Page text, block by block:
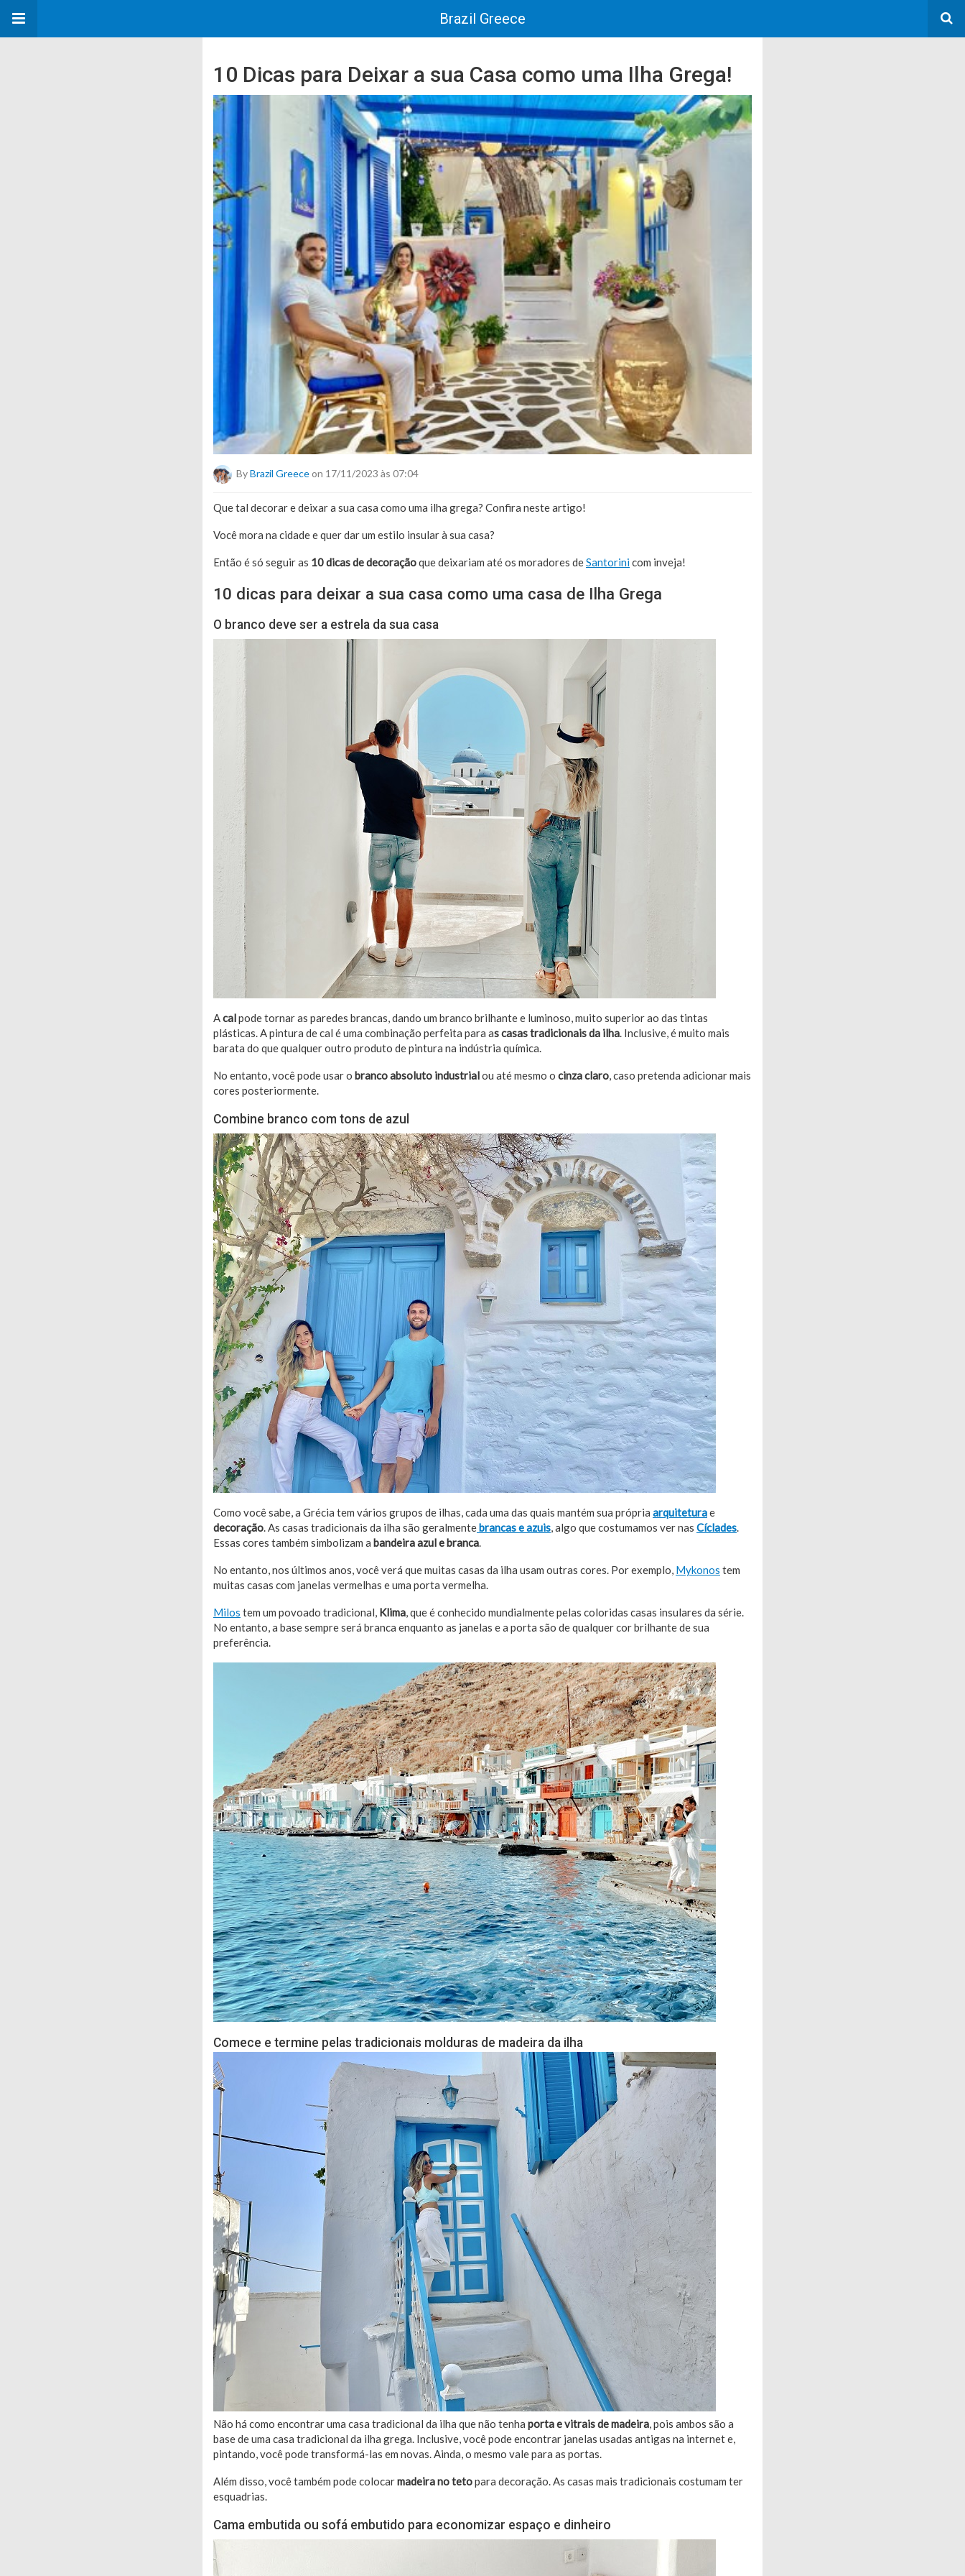
Brazil Greece
10 Dicas para Deixar a sua Casa como uma Ilha Grega!
ByBrazil Greeceon 17/11/2023 às 07:04
Que tal decorar e deixar a sua casa como uma ilha grega? Confira neste artigo!
Você mora na cidade e quer dar um estilo insular à sua casa?
Então é só seguir as 10 dicas de decoraçãoque deixariam até os moradores deSantorinicom inveja!
10 dicas para deixar a sua casa como uma casa de Ilha Grega
O branco deve ser a estrela da sua casa
Acalpode tornar as paredes brancas, dando um branco brilhante e luminoso, muito superior ao das tintas
plásticas. A pintura de cal é uma combinação perfeita para as casas tradicionais da ilha. Inclusive, é muito mais
barata do que qualquer outro produto de pintura na indústria química.
No entanto, você pode usar o branco absoluto industrialou até mesmo o cinza claro, caso pretenda adicionar mais
cores posteriormente.
Combine branco com tons de azul
Como você sabe, a Grécia tem vários grupos de ilhas, cada uma das quais mantém sua própria arquiteturae
decoração. As casas tradicionais da ilha são geralmentebrancas e azuis, algo que costumamos ver nas Cíclades.
Essas cores também simbolizam a bandeira azul e branca.
No entanto, nos últimos anos, você verá que muitas casas da ilha usam outras cores. Por exemplo, Mykonos tem
muitas casas com janelas vermelhas e uma porta vermelha.
Milos tem um povoado tradicional, Klima, que é conhecido mundialmente pelas coloridas casas insulares da série.
No entanto, a base sempre será branca enquanto as janelas e a porta são de qualquer cor brilhante de sua
preferência.
Comece e termine pelas tradicionais molduras de madeira da ilha
Não há como encontrar uma casa tradicional da ilha que não tenha porta e vitrais de madeira, pois ambos são a
base de uma casa tradicional da ilha grega. Inclusive, você pode encontrar janelas usadas antigas na internet e,
pintando, você pode transformá-las em novas. Ainda, o mesmo vale para as portas.
Além disso, você também pode colocarmadeira no tetopara decoração. As casas mais tradicionais costumam ter
esquadrias.
Cama embutida ou sofá embutido para economizar espaço e dinheiro